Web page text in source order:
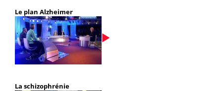
Le plan Alzheimer
La schizophrénie